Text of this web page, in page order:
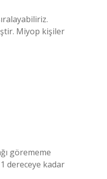
Miyop kişiler
görememe
dereceye kadar